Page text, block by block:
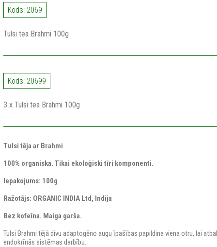
Kods: 2069
Tulsi tea Brahmi 100g
Kods: 20699
3 x Tulsi tea Brahmi 100g
Tulsi tēja ar Brahmi
100% organiska. Tikai ekoloģiski tīri komponenti.
Iepakojums: 100g
Ražotājs: ORGANIC INDIA Ltd, Indija
Bez kofeīna. Maiga garša.
Tulsi Brahmi tējā divu adaptogēno augu īpašības papildina viena otru, lai
endokrīnās sistēmas darbību.